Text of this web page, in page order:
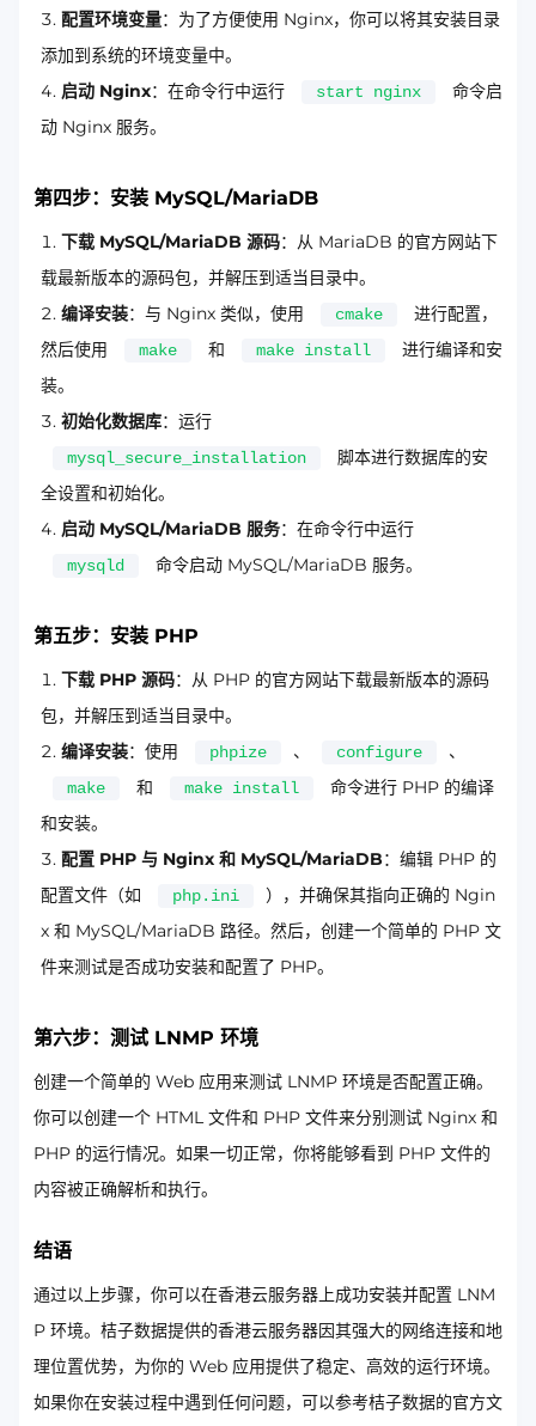
配置环境变量：为了方便使用 Nginx，你可以将其安装目录
添加到系统的环境变量中。
启动 Nginx：在命令行中运行 start nginx
命令启
动 Nginx 服务。
第四步：安装 MySQL/MariaDB
下载 MySQL/MariaDB 源码：从 MariaDB 的官方网站下
载最新版本的源码包，并解压到适当目录中。
编译安装：与 Nginx 类似，使用 cmake
进行配置，
然后使用
make 和 make install
进行编译和安
装。
初始化数据库：运行
mysql_secure_installation
脚本进行数据库的安
全设置和初始化。
启动 MySQL/MariaDB 服务：在命令行中运行
mysqld 命令启动 MySQL/MariaDB 服务。
第五步：安装 PHP
下载 PHP 源码：从 PHP 的官方网站下载最新版本的源码
包，并解压到适当目录中。
编译安装：使用 phpize 、 configure 、
make 和 make install
命令进行 PHP 的编译
和安装。
配置 PHP 与 Nginx 和 MySQL/MariaDB：编辑 PHP 的
配置文件（如
php.ini
），并确保其指向正确的 Ngin
x 和 MySQL/MariaDB 路径。然后，创建一个简单的 PHP 文
件来测试是否成功安装和配置了 PHP。
第六步：测试 LNMP 环境
创建一个简单的 Web 应用来测试 LNMP 环境是否配置正确。
你可以创建一个 HTML 文件和 PHP 文件来分别测试 Nginx 和
PHP 的运行情况。如果一切正常，你将能够看到 PHP 文件的
内容被正确解析和执行。
结语
通过以上步骤，你可以在香港云服务器上成功安装并配置 LNM
P 环境。桔子数据提供的香港云服务器因其强大的网络连接和地
理位置优势，为你的 Web 应用提供了稳定、高效的运行环境。
如果你在安装过程中遇到任何问题，可以参考桔子数据的官方文